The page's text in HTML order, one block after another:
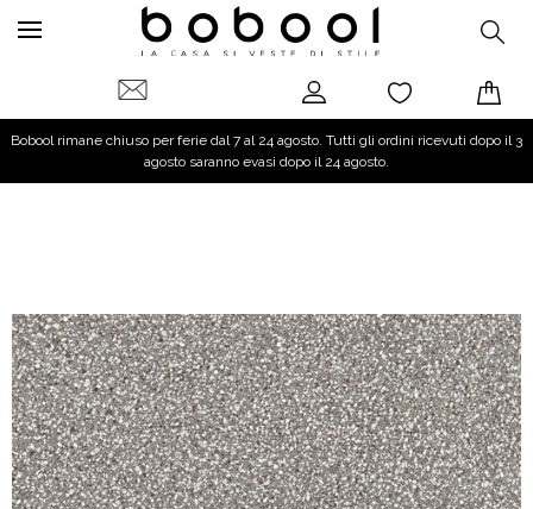
Bobool rimane chiuso per ferie dal 7 al 24 agosto. Tutti gli ordini ricevuti dopo il 3
agosto saranno evasi dopo il 24 agosto.